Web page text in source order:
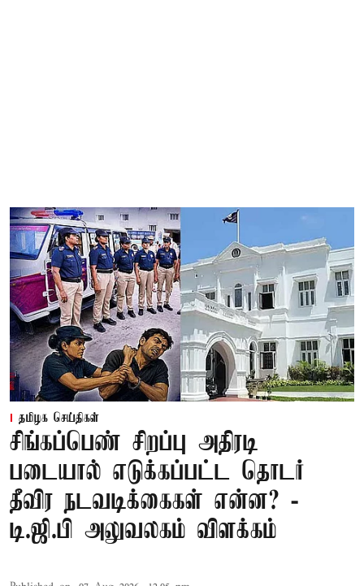
தமிழக செய்திகள்
சிங்கப்பெண் சிறப்பு அதிரடி
படையால் எடுக்கப்பட்ட தொடர்
தீவிர நடவடிக்கைகள் என்ன? -
டி.ஜி.பி அலுவலகம் விளக்கம்